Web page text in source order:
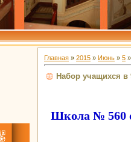
Главная » 2015 » Июнь » 5
Набор учащихся в
Школа № 560